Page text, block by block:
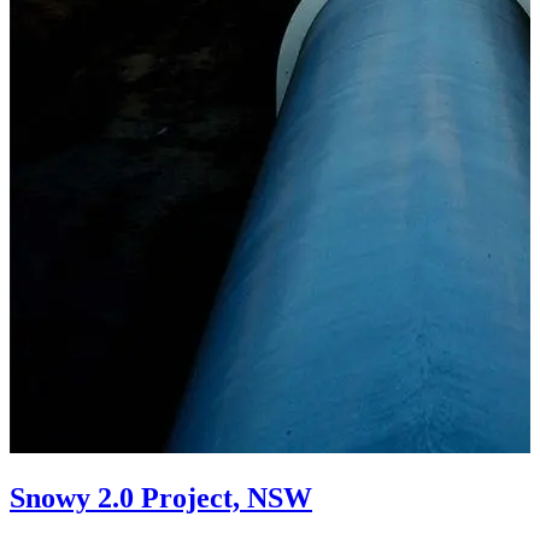
Snowy 2.0 Project, NSW